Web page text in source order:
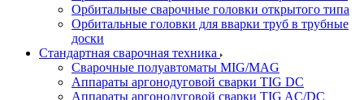
Орбитальные сварочные головки открытого типа
Орбитальные головки для вварки труб в трубные
доски
Стандартная сварочная техника
Сварочные полуавтоматы MIG/MAG
Аппараты аргонодуговой сварки TIG DC
Аппараты аргонодуговой сварки TIG AC/DC